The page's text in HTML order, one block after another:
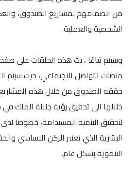
من انضمامهم لمشاريع الصندوق،
الشخصية والعملية.
وسيتم تباعًا ، بث هذه الحلقات على
منصات التواصل الاجتماعي، حيث سيتم
حققه الصندوق من خلال هذه
خلالها الى تحقيق رؤية جلالة الملك
لتحقيق التنمية المستدامة، خصوصا
البشرية الذي يعتبر الركن الاساسي
التنموية بشكل عام.